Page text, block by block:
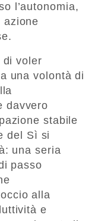
l’autonomia,
azione
di voler
una volontà di
davvero
stabile
del Sì si
una seria
passo
alla
e